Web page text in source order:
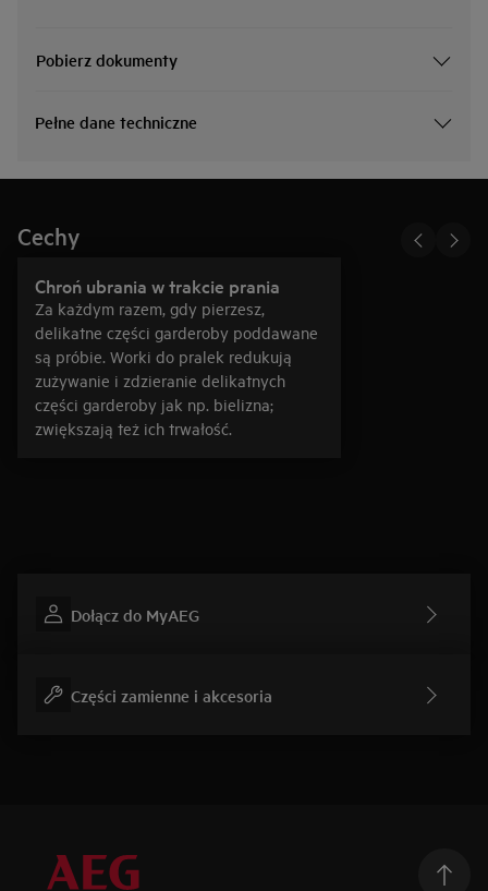
Pobierz dokumenty
Pełne dane techniczne
Cechy
Chroń ubrania w trakcie prania
Za każdym razem, gdy pierzesz,
delikatne części garderoby poddawane
są próbie. Worki do pralek redukują
zużywanie i zdzieranie delikatnych
części garderoby jak np. bielizna;
zwiększają też ich trwałość.
Dołącz do MyAEG
Części zamienne i akcesoria